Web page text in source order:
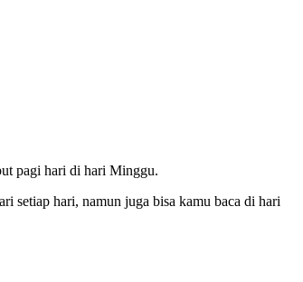
pagi hari di hari Minggu.
setiap hari, namun juga bisa kamu baca di hari